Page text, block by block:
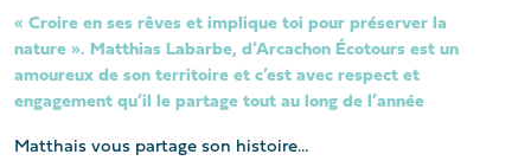
« Croire en ses rêves et implique toi pour préserver la
nature ». Matthias Labarbe, d’Arcachon Écotours est un
amoureux de son territoire et c’est avec respect et
engagement qu’il le partage tout au long de l’année
Matthais vous partage son histoire…